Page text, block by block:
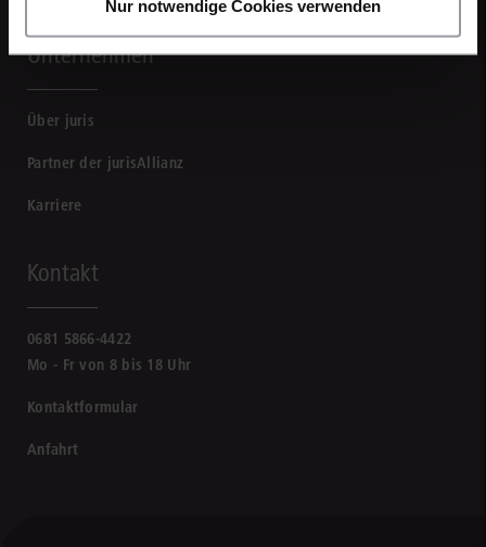
Nur notwendige Cookies verwenden
Unternehmen
Über juris
Partner der jurisAllianz
Karriere
Kontakt
0681 5866-4422
Mo - Fr von 8 bis 18 Uhr
Kontaktformular
Anfahrt